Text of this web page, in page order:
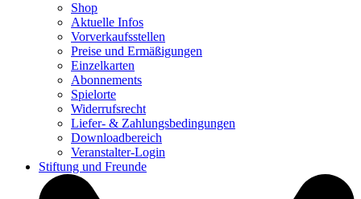
Shop
Aktuelle Infos
Vorverkaufsstellen
Preise und Ermäßigungen
Einzelkarten
Abonnements
Spielorte
Widerrufsrecht
Liefer- & Zahlungsbedingungen
Downloadbereich
Veranstalter-Login
Stiftung und Freunde